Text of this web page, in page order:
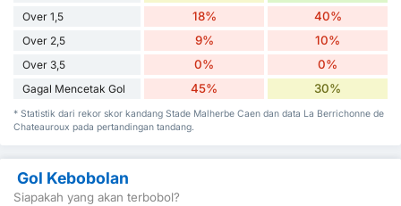
Over 1,5 18% 40%
Over 2,5 9% 10%
Over 3,5 0% 0%
Gagal Mencetak Gol 45% 30%
* Statistik dari rekor skor kandang Stade Malherbe Caen dan data La Berrichonne de
Chateauroux pada pertandingan tandang.
Gol Kebobolan
Siapakah yang akan terbobol?